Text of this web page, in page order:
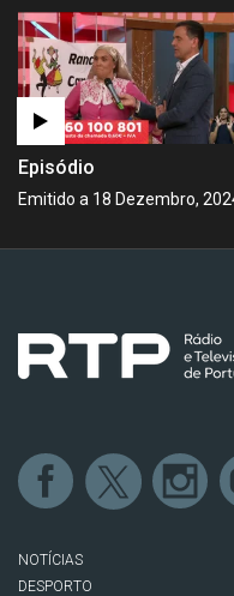
Episódio
Emitido a 18 Dezembro,
NOTÍCIAS
DESPORTO